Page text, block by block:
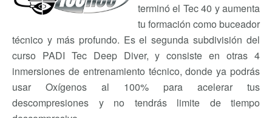
terminó el Tec 40 y aumenta
tu formación como buceador
técnico y más profundo. Es el segunda subdivisión del
curso PADI Tec Deep Diver, y consiste en otras 4
inmersiones de entrenamiento técnico, donde ya podrás
usar Oxígenos al 100% para acelerar tus
descompresiones y no tendrás limite de tiempo